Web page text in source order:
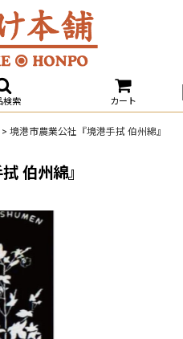
検索 カート
> 境港市農業公社『境港手拭 伯州綿』
伯州綿』